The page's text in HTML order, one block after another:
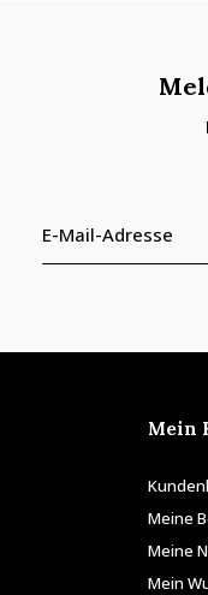
Mein
Meine
Meine
Mein